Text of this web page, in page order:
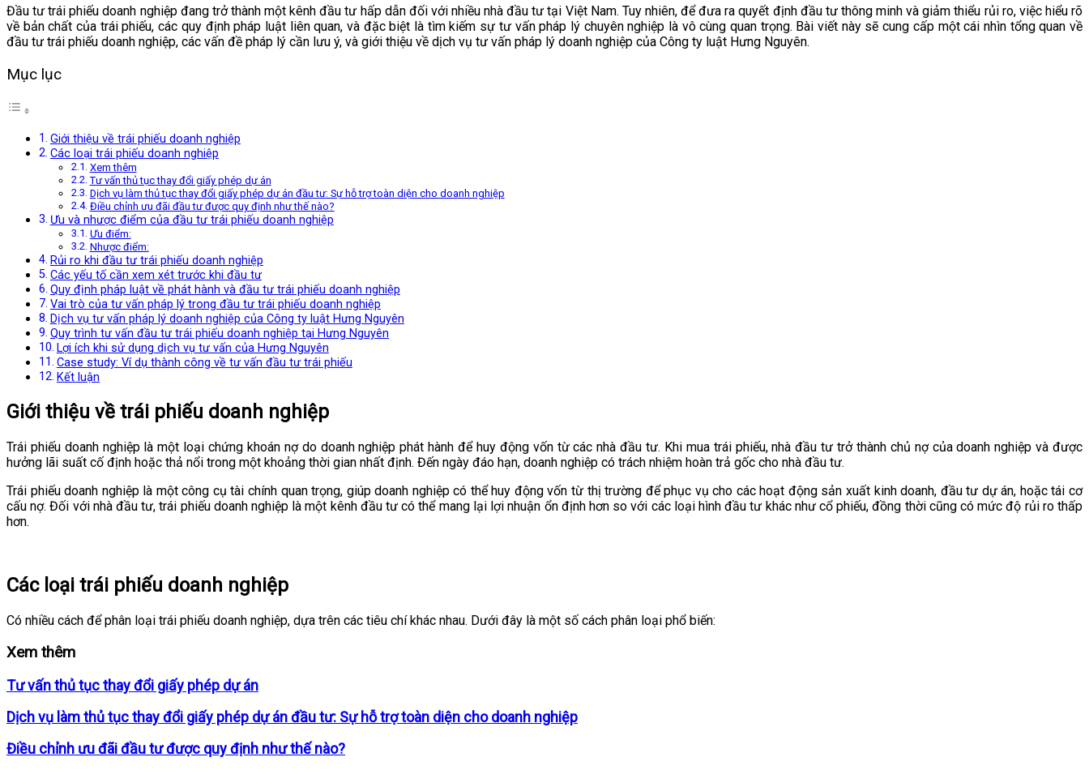
Đầu tư trái phiếu doanh nghiệp đang trở thành một kênh đầu tư hấp dẫn đối với nhiều nhà đầu tư tại Việt Nam. Tuy nhiên, để đưa ra quyết định đầu tư thông minh và giảm thiểu rủi ro, việc hiểu rõ
về bản chất của trái phiếu, các quy định pháp luật liên quan, và đặc biệt là tìm kiếm sự tư vấn pháp lý chuyên nghiệp là vô cùng quan trọng. Bài viết này sẽ cung cấp một cái nhìn tổng quan về
đầu tư trái phiếu doanh nghiệp, các vấn đề pháp lý cần lưu ý, và giới thiệu về dịch vụ tư vấn pháp lý doanh nghiệp của Công ty luật Hưng Nguyên.
Mục lục
Giới thiệu về trái phiếu doanh nghiệp
Các loại trái phiếu doanh nghiệp
Xem thêm
Tư vấn thủ tục thay đổi giấy phép dự án
Dịch vụ làm thủ tục thay đổi giấy phép dự án đầu tư: Sự hỗ trợ toàn diện cho doanh nghiệp
Điều chỉnh ưu đãi đầu tư được quy định như thế nào?
Ưu và nhược điểm của đầu tư trái phiếu doanh nghiệp
Ưu điểm:
Nhược điểm:
Rủi ro khi đầu tư trái phiếu doanh nghiệp
Các yếu tố cần xem xét trước khi đầu tư
Quy định pháp luật về phát hành và đầu tư trái phiếu doanh nghiệp
Vai trò của tư vấn pháp lý trong đầu tư trái phiếu doanh nghiệp
Dịch vụ tư vấn pháp lý doanh nghiệp của Công ty luật Hưng Nguyên
Quy trình tư vấn đầu tư trái phiếu doanh nghiệp tại Hưng Nguyên
Lợi ích khi sử dụng dịch vụ tư vấn của Hưng Nguyên
Case study: Ví dụ thành công về tư vấn đầu tư trái phiếu
Kết luận
Giới thiệu về trái phiếu doanh nghiệp
Trái phiếu doanh nghiệp là một loại chứng khoán nợ do doanh nghiệp phát hành để huy động vốn từ các nhà đầu tư. Khi mua trái phiếu, nhà đầu tư trở thành chủ nợ của doanh nghiệp và được
hưởng lãi suất cố định hoặc thả nổi trong một khoảng thời gian nhất định. Đến ngày đáo hạn, doanh nghiệp có trách nhiệm hoàn trả gốc cho nhà đầu tư.
Trái phiếu doanh nghiệp là một công cụ tài chính quan trọng, giúp doanh nghiệp có thể huy động vốn từ thị trường để phục vụ cho các hoạt động sản xuất kinh doanh, đầu tư dự án, hoặc tái cơ
cấu nợ. Đối với nhà đầu tư, trái phiếu doanh nghiệp là một kênh đầu tư có thể mang lại lợi nhuận ổn định hơn so với các loại hình đầu tư khác như cổ phiếu, đồng thời cũng có mức độ rủi ro thấp
hơn.
Các loại trái phiếu doanh nghiệp
Có nhiều cách để phân loại trái phiếu doanh nghiệp, dựa trên các tiêu chí khác nhau. Dưới đây là một số cách phân loại phổ biến:
Xem thêm
Tư vấn thủ tục thay đổi giấy phép dự án
Dịch vụ làm thủ tục thay đổi giấy phép dự án đầu tư: Sự hỗ trợ toàn diện cho doanh nghiệp
Điều chỉnh ưu đãi đầu tư được quy định như thế nào?